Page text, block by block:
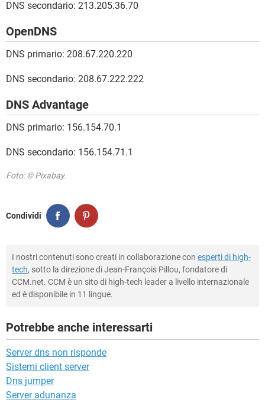
DNS secondario: 213.205.36.70
OpenDNS
DNS primario: 208.67.220.220
DNS secondario: 208.67.222.222
DNS Advantage
DNS primario: 156.154.70.1
DNS secondario: 156.154.71.1
Foto: © Pixabay.
Condividi
I nostri contenuti sono creati in collaborazione con esperti di high-
tech, sotto la direzione di Jean-François Pillou, fondatore di
CCM.net. CCM è un sito di high-tech leader a livello internazionale
ed è disponibile in 11 lingue.
Potrebbe anche interessarti
Server dns non risponde
Sistemi client server
Dns jumper
Server adunanza